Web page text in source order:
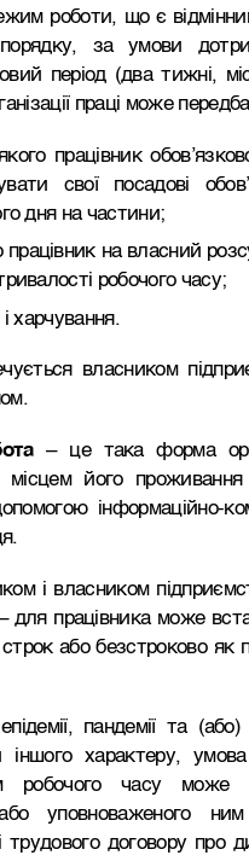
роботи, що є
за умови
період (два тижні,
праці може
працівник
свої посадові
дня на частини;
працівник на власний
робочого часу;
харчування.
власником
– це така форма
місцем його
інформаційно-
і власником
для працівника може
або безстроково як
пандемії та (або)
іншого характеру,
часу може
уповноваженого
договору про